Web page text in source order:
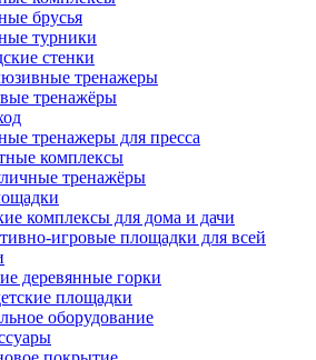
брусья
турники
стенки
тренажеры
тренажёры
тренажеры для пресса
комплексы
тренажёры
комплексы для дома и дачи
игровые площадки для всей
деревянные горки
площадки
оборудование